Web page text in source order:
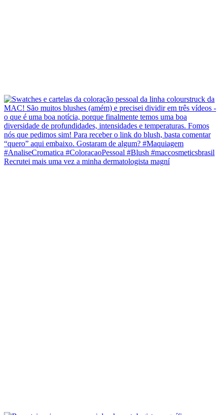
Recrutei mais uma vez a minha dermatologista magní